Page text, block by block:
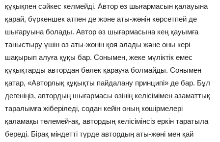
құқықпен сәйкес келмейді. Автор өз шығармасын қалауына
қарай, бүркеншек атпен де және аты-жөнін көрсетпей де
шығаруына болады. Автор өз шығармасына кең қауымға
таныстыру үшін өз аты-жөнін қоя алады және оны кері
шақырып алуға құқы бар. Сонымен, жеке мүліктік емес
құқықтарды автордан бөлек қарауға болмайды. Сонымен
қатар, «Авторлық құқықты пайдалану принципі» де бар. Бұл
дегеніңіз, автордың шығармасы өзінің келісімімен азаматтық
таралымға жіберіледі, содан кейін оның көшірмелері
қаламақы төлемей-ақ, автордың келісімінсіз еркін таратыла
береді. Бірақ міндетті түрде автордың аты-жөні мен қай